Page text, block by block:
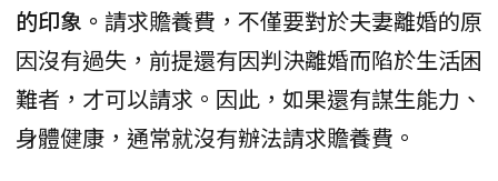
的印象。 請求贍養費，不僅要對於夫妻離婚的原
因沒有過失，前提還有因判決離婚而陷於生活困
難者，才可以請求。因此，如果還有謀生能力、
身體健康，通常就沒有辦法請求贍養費。